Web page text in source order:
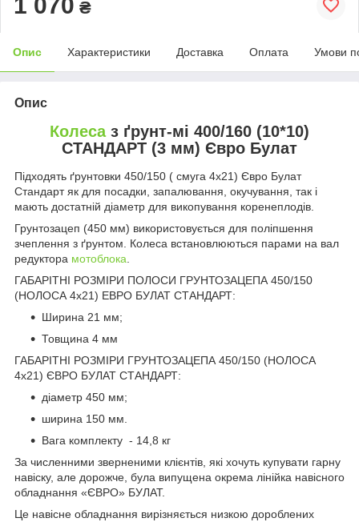
₴
Опис Характеристики Доставка Оплата Умови
Опис
Колесаз ґрунт-мі 400/160 (10*10)
СТАНДАРТ (3 мм) Євро Булат
Підходять ґрунтовки 450/150 ( смуга 4х21) Євро Булат
Стандарт як для посадки, запалювання, окучування, так і
мають достатній діаметр для викопування коренеплодів.
Грунтозацеп (450 мм) використовується для поліпшення
зчеплення з ґрунтом. Колеса встановлюються парами на вал
редуктора мотоблока.
ГАБАРІТНІ РОЗМІРИ ПОЛОСИ ГРУНТОЗАЦЕПА 450/150
(НОЛОСА 4х21) ЕВРО БУЛАТ СТАНДАРТ:
Ширина 21 мм;
Товщина 4 мм
ГАБАРІТНІ РОЗМІРИ ГРУНТОЗАЦЕПА 450/150 (НОЛОСА
4х21) ЄВРО БУЛАТ СТАНДАРТ:
діаметр 450 мм;
ширина 150 мм.
Вага комплекту - 14,8 кг
За численними зверненими клієнтів, які хочуть купувати гарну
навіску, але дорожче, була випущена окрема лінійка навісного
обладнання «ЄВРО» БУЛАТ.
Це навісне обладнання вирізняється низкою дороблених